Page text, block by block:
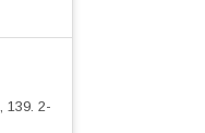
139. 2-